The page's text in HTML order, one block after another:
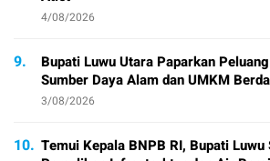
4/08/2026
9.
Bupati Luwu Utara Paparkan
Sumber Daya Alam dan UMKM
3/08/2026
10. Temui Kepala BNPB RI, Bupati